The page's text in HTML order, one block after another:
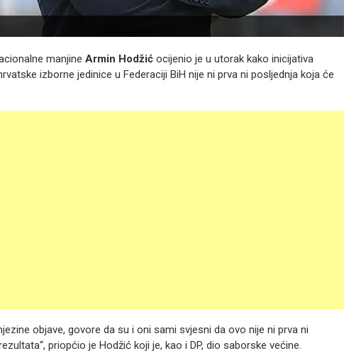
manjine Armin Hodžić ocijenio je u utorak kako inicijativa
izborne jedinice u Federaciji BiH nije ni prva ni posljednja koja će
objave, govore da su i oni sami svjesni da ovo nije ni prva ni
priopćio je Hodžić koji je, kao i DP, dio saborske većine.